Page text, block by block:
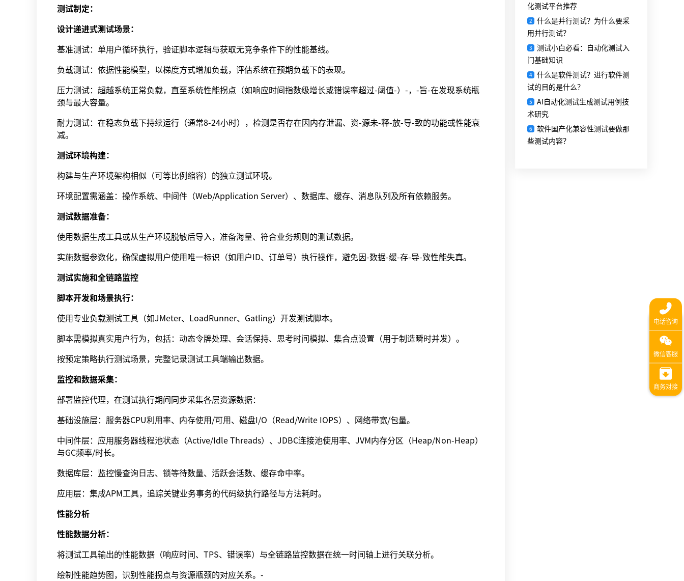
测试制定：
设计递进式测试场景：
基准测试：单用户循环执行，验证脚本逻辑与获取无竞争条件下的性能基线。
负载测试：依据性能模型，以梯度方式增加负载，评估系统在预期负载下的表现。
压力测试：超越系统正常负载，直至系统性能拐点（如响应时间指数级增长或错误率超过-阈值-）-，-旨-在发现系统瓶
颈与最大容量。
耐力测试：在稳态负载下持续运行（通常8-24小时），检测是否存在因内存泄漏、资-源未-释-放-导-致的功能或性能衰
减。
测试环境构建：
构建与生产环境架构相似（可等比例缩容）的独立测试环境。
环境配置需涵盖：操作系统、中间件（Web/Application Server）、数据库、缓存、消息队列及所有依赖服务。
测试数据准备：
使用数据生成工具或从生产环境脱敏后导入，准备海量、符合业务规则的测试数据。
实施数据参数化，确保虚拟用户使用唯一标识（如用户ID、订单号）执行操作，避免因-数据-缓-存-导-致性能失真。
测试实施和全链路监控
脚本开发和场景执行：
使用专业负载测试工具（如JMeter、LoadRunner、Gatling）开发测试脚本。
脚本需模拟真实用户行为，包括：动态令牌处理、会话保持、思考时间模拟、集合点设置（用于制造瞬时并发）。
按预定策略执行测试场景，完整记录测试工具端输出数据。
监控和数据采集：
部署监控代理，在测试执行期间同步采集各层资源数据：
基础设施层：服务器CPU利用率、内存使用/可用、磁盘I/O（Read/Write IOPS）、网络带宽/包量。
中间件层：应用服务器线程池状态（Active/Idle Threads）、JDBC连接池使用率、JVM内存分区（Heap/Non-Heap）
与GC频率/时长。
数据库层：监控慢查询日志、锁等待数量、活跃会话数、缓存命中率。
应用层：集成APM工具，追踪关键业务事务的代码级执行路径与方法耗时。
性能分析
性能数据分析：
将测试工具输出的性能数据（响应时间、TPS、错误率）与全链路监控数据在统一时间轴上进行关联分析。
绘制性能趋势图，识别性能拐点与资源瓶颈的对应关系。-
化测试平台推荐
2
什么是并行测试？为什么要采
用并行测试？
3
测试小白必看：自动化测试入
门基础知识
4 什么是软件测试？进行软件测
试的目的是什么？
5
AI自动化测试生成测试用例技
术研究
6
软件国产化兼容性测试要做那
些测试内容？